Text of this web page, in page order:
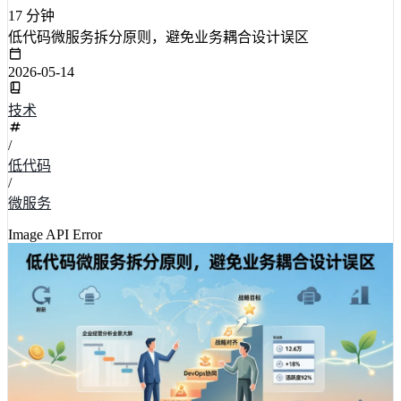
17 分钟
低代码微服务拆分原则，避免业务耦合设计误区
2026-05-14
技术
/
低代码
/
微服务
Image API Error